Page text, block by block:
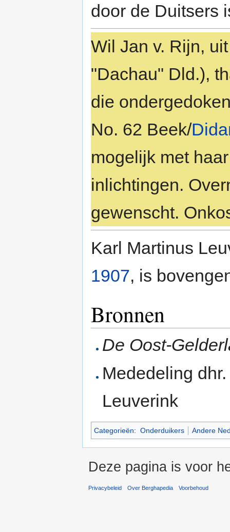
door de Duitsers
Wil Jan v. Rijn,
"Dachau" Dld.),
die
No. 62 Beek/
mogelijk met
inlichtingen.
gewenscht.
Karl Martinus
1907, is
Bronnen
De Oost-
Mededeling
Leuverink
Categorieën: Onderduikers Andere
Deze pagina is voor
Privacybeleid Over Berghapedia Voorbehoud